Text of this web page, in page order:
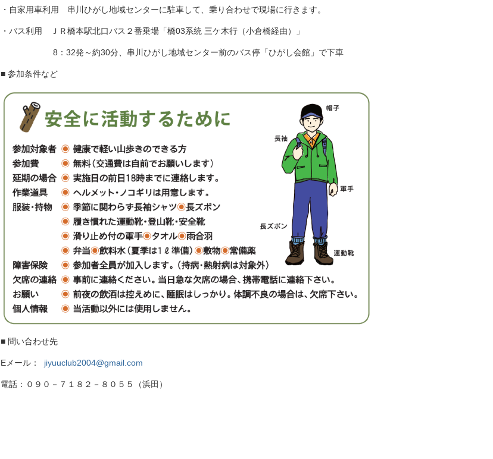
・自家用車利用 串川ひがし地域センターに駐車して、乗り合わせで現場に行きます。
・バス利用 ＪＲ橋本駅北口バス２番乗場「橋03系統 三ケ木行（小倉橋経由）」
8：32発～約30分、串川ひがし地域センター前のバス停「ひがし会館」で下車
■ 参加条件など
■ 問い合わせ先
Eメール： jiyuuclub2004@gmail.com
電話：０９０－７１８２－８０５５（浜田）